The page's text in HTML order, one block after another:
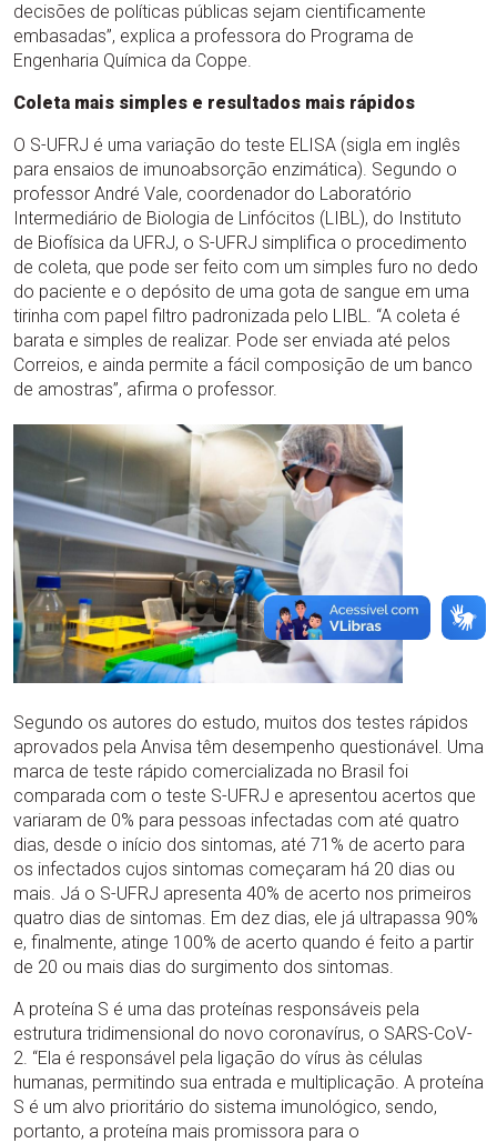
decisões de políticas públicas sejam cientificamente
embasadas”, explica a professora do Programa de
Engenharia Química da Coppe.
Coleta mais simples e resultados mais rápidos
O S-UFRJ é uma variação do teste ELISA (sigla em inglês
para ensaios de imunoabsorção enzimática). Segundo o
professor André Vale, coordenador do Laboratório
Intermediário de Biologia de Linfócitos (LIBL), do Instituto
de Biofísica da UFRJ, o S-UFRJ simplifica o procedimento
de coleta, que pode ser feito com um simples furo no dedo
do paciente e o depósito de uma gota de sangue em uma
tirinha com papel filtro padronizada pelo LIBL. “A coleta é
barata e simples de realizar. Pode ser enviada até pelos
Correios, e ainda permite a fácil composição de um banco
de amostras”, afirma o professor.
Segundo os autores do estudo, muitos dos testes rápidos
aprovados pela Anvisa têm desempenho questionável. Uma
marca de teste rápido comercializada no Brasil foi
comparada com o teste S-UFRJ e apresentou acertos que
variaram de 0% para pessoas infectadas com até quatro
dias, desde o início dos sintomas, até 71% de acerto para
os infectados cujos sintomas começaram há 20 dias ou
mais. Já o S-UFRJ apresenta 40% de acerto nos primeiros
quatro dias de sintomas. Em dez dias, ele já ultrapassa 90%
e, finalmente, atinge 100% de acerto quando é feito a partir
de 20 ou mais dias do surgimento dos sintomas.
A proteína S é uma das proteínas responsáveis pela
estrutura tridimensional do novo coronavírus, o SARS-CoV-
2. “Ela é responsável pela ligação do vírus às células
humanas, permitindo sua entrada e multiplicação. A proteína
S é um alvo prioritário do sistema imunológico, sendo,
portanto, a proteína mais promissora para o